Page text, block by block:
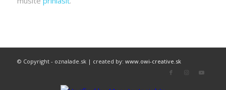
© Copyright - oznalade.sk | created by: www.owi-creative.sk